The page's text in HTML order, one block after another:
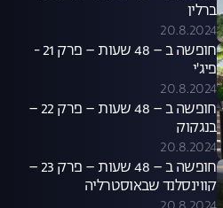
ברלין
20.8.2024
חופשה ב – 48 שעות – פרק 21 -
פיג'י
20.8.2024
חופשה ב – 48 שעות – פרק 22 –
בנגקוק
20.8.2024
חופשה ב – 48 שעות – פרק 23 –
קווינסלנד שבאוסטרליה